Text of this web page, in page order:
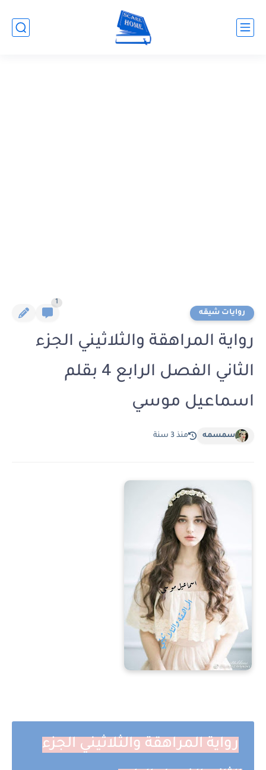
روايات شيقه
1
رواية المراهقة والثلاثيني الجزء
الثاني الفصل الرابع 4 بقلم
اسماعيل موسي
سمسمه منذ 3 سنة
رواية المراهقة والثلاثيني الجزء